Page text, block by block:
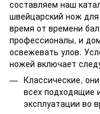
составляем наш
швейцарский нож
время от времени
профессионалы, и
освежевать улов.
ножей включает
Классические,
всех подходящие
эксплуатации во